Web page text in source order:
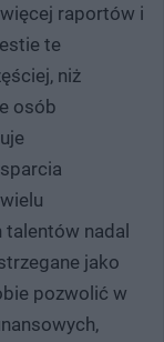
raportów i
te
niż
osób
talentów nadal
jako
pozwolić w